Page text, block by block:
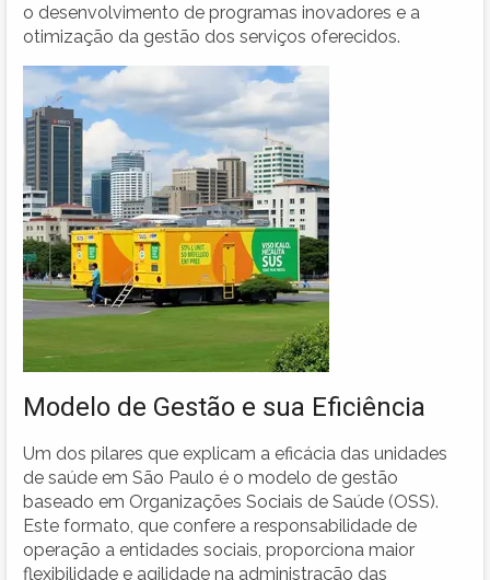
o desenvolvimento de programas inovadores e a
otimização da gestão dos serviços oferecidos.
Modelo de Gestão e sua Eficiência
Um dos pilares que explicam a eficácia das unidades
de saúde em São Paulo é o modelo de gestão
baseado em Organizações Sociais de Saúde (OSS).
Este formato, que confere a responsabilidade de
operação a entidades sociais, proporciona maior
flexibilidade e agilidade na administração das